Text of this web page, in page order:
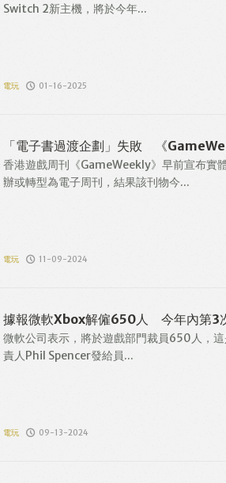
Switch 2新主機，將於今年...
電玩 01-16-2025
「電子書過渡企劃」失敗 《
香港遊戲周刊《GameWeekly》早前宣布實
辦或轉型為電子周刊，結果該刊物今...
電玩 11-09-2024
據報微軟Xbox解僱650人 今年內第3
微軟公司表示，將於遊戲部門裁員650人，
責人Phil Spencer發給員...
電玩 09-13-2024